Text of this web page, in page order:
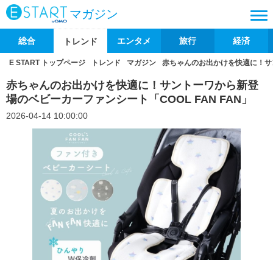
マガジン
総合 トレンド エンタメ 旅行 経済
E START トップページ トレンド マガジン 赤ちゃんのお出かけを快適に！
赤ちゃんのお出かけを快適に！サントーワから新登
場のベビーカーファンシート「COOL FAN FAN」
2026-04-14 10:00:00